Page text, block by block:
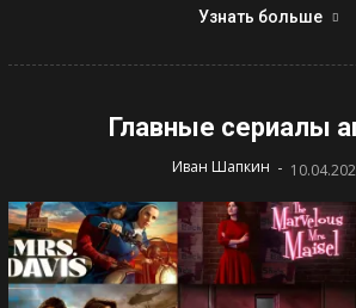
Узнать больше
Главные сериалы
Иван Шапкин -